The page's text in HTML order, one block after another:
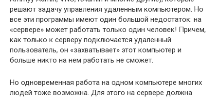
решают задачу управления удаленным компьютером. Но
все эти программы имеют один большой недостаток: на
«сервере» может работать только один человек! Причем,
как только к серверу подключается удаленный
пользователь, он «захватывает» этот компьютер и
больше никто на нем работать не сможет.
Но одновременная работа на одном компьютере многих
людей тоже возможна. Для этого на сервере должна